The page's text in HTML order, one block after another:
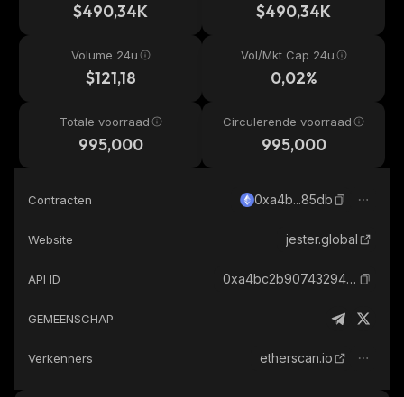
$490,34K $490,34K
Volume 24u
$121,18
Vol/Mkt Cap 24u
0,02%
Totale voorraad
995,000
Circulerende voorraad
995,000
Contracten 0xa4b...85db
Website jester.global
API ID 0xa4bc2b90743294e5e6fd3321a9a131947f7785db_ethereum
GEMEENSCHAP
Verkenners etherscan.io